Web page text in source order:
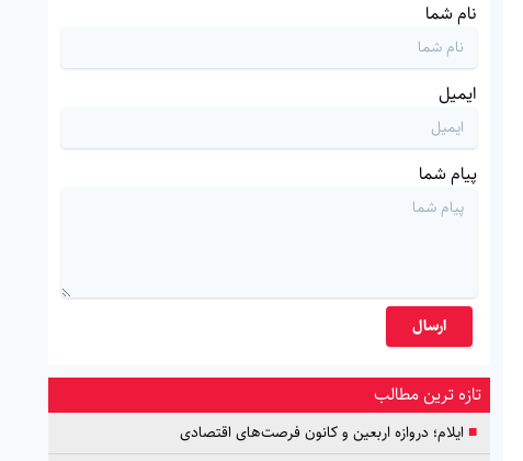
نام شما
ایمیل
پیام شما
ارسال
تازه ترین مطالب
■ ایلام؛ دروازه اربعین و کانون فرصت‌های اقتصادی